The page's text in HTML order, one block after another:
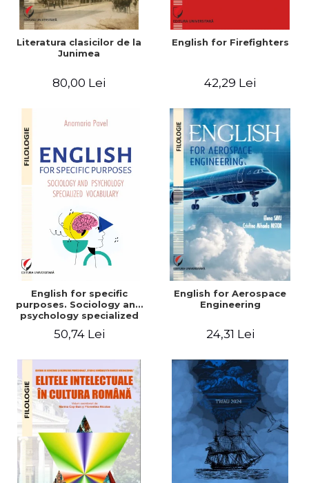
Literatura clasicilor de la
Junimea
80,00 Lei
English for Firefighters
42,29 Lei
English for specific
purposes. Sociology and
psychology specialized
50,74 Lei
English for Aerospace
Engineering
24,31 Lei